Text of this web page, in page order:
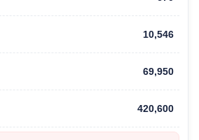
10,546
69,950
420,600